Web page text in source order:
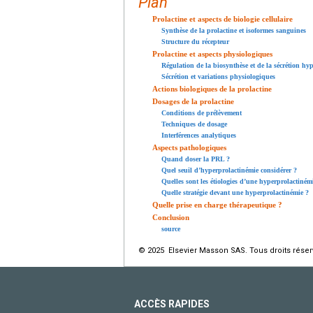
Prolactine et aspects de biologie cellulaire
Synthèse de la prolactine et isoformes sanguines
Structure du récepteur
Prolactine et aspects physiologiques
Régulation de la biosynthèse et de la sécrétion
Sécrétion et variations physiologiques
Actions biologiques de la prolactine
Dosages de la prolactine
Conditions de prélèvement
Techniques de dosage
Interférences analytiques
Aspects pathologiques
Quand doser la PRL ?
Quel seuil d’hyperprolactinémie considérer ?
Quelles sont les étiologies d’une
Quelle stratégie devant une hyperprolactinémie ?
Quelle prise en charge thérapeutique ?
Conclusion
source
© 2025 Elsevier Masson SAS. Tous droits
ACCÈS RAPIDES